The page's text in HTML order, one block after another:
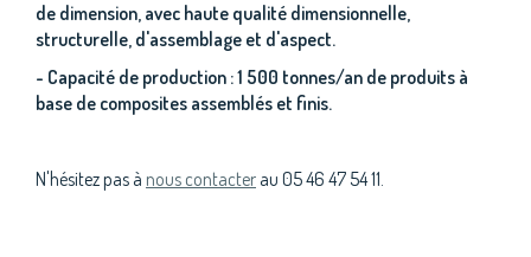
de dimension, avec haute qualité dimensionnelle,
structurelle, d'assemblage et d'aspect.
- Capacité de production : 1 500 tonnes/an de produits à
base de composites assemblés et finis.
N'hésitez pas à nous contacter au 05 46 47 54 11.